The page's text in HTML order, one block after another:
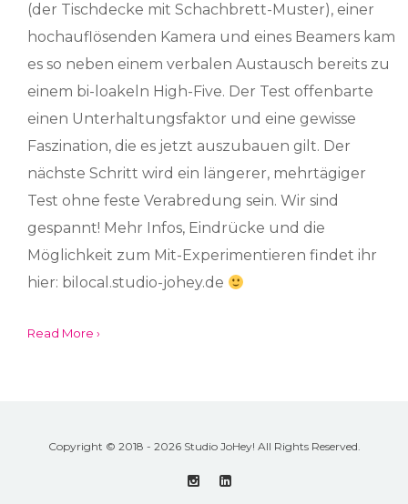
(der Tischdecke mit Schachbrett-Muster), einer
hochauflösenden Kamera und eines Beamers kam
es so neben einem verbalen Austausch bereits zu
einem bi-loakeln High-Five. Der Test offenbarte
einen Unterhaltungsfaktor und eine gewisse
Faszination, die es jetzt auszubauen gilt. Der
nächste Schritt wird ein längerer, mehrtägiger
Test ohne feste Verabredung sein. Wir sind
gespannt! Mehr Infos, Eindrücke und die
Möglichkeit zum Mit-Experimentieren findet ihr
hier: bilocal.studio-johey.de
Read More ›
Copyright © 2018 - 2026 Studio JoHey! All Rights Reserved.